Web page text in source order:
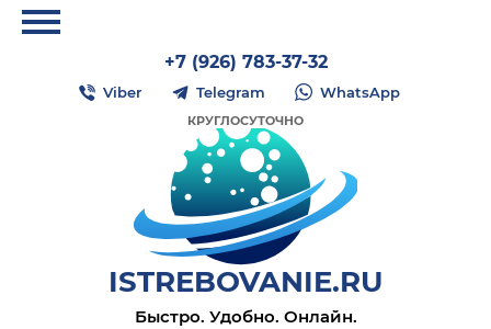
+7 (926) 783-37-32
Viber Telegram WhatsApp
КРУГЛОСУТОЧНО
ISTREBOVANIE.RU
Быстро. Удобно. Онлайн.